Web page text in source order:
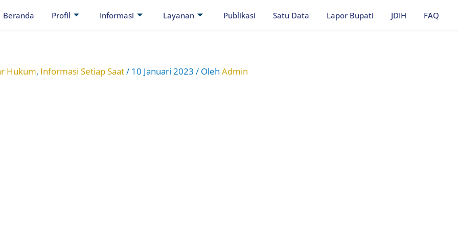
Beranda Profil Informasi Layanan Publikasi Satu Data Lapor Bupati JDIH FAQ
Hukum, Informasi Setiap Saat/ 10 Januari 2023 / Oleh Admin